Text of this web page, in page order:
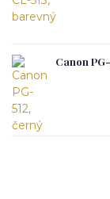
Canon